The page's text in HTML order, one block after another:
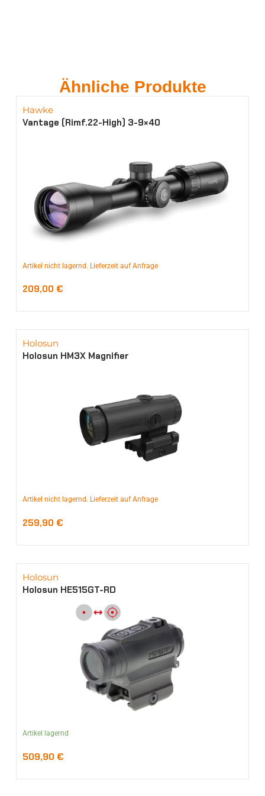
Ähnliche Produkte
Hawke
Vantage (Rimf.22-High) 3-9×40
Artikel nicht lagernd. Lieferzeit auf Anfrage
209,00 €
Holosun
Holosun HM3X Magnifier
Artikel nicht lagernd. Lieferzeit auf Anfrage
259,90 €
Holosun
Holosun HE515GT-RD
Artikel lagernd
509,90 €